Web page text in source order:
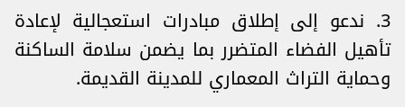
3. ندعو إلى إطلاق مبادرات استعجالية لإعادة
تأهيل الفضاء المتضرر بما يضمن سلامة الساكنة
وحماية التراث المعماري للمدينة القديمة.